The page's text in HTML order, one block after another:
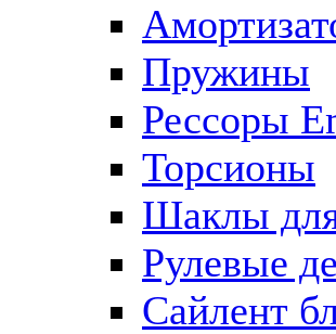
Пружины
Рессоры
Торсионы
Шаклы
Рулевые
Сайлент